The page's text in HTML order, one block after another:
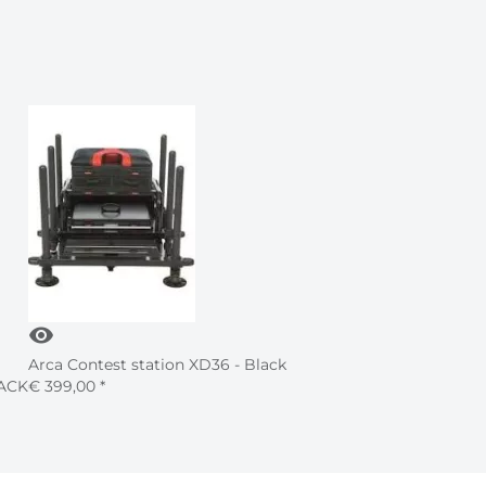
visibility
Arca Contest station XD36 - Black
€ 399,00 *